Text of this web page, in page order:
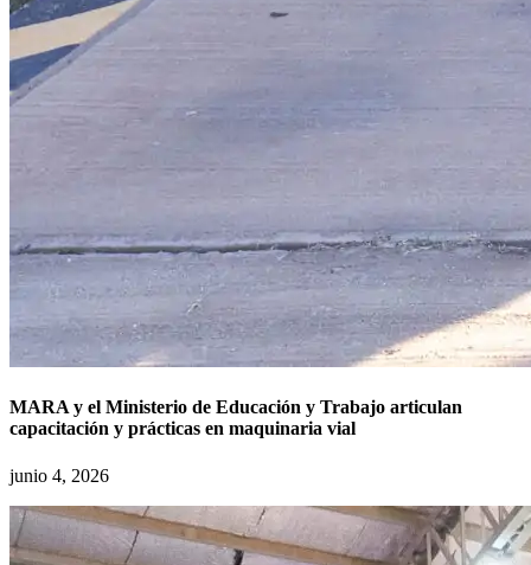
MARA y el Ministerio de Educación y Trabajo articulan
capacitación y prácticas en maquinaria vial
junio 4, 2026